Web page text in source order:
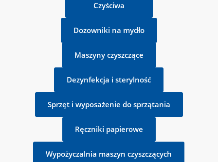
Czyściwa
Dozowniki na mydło
Maszyny czyszczące
Dezynfekcja i sterylność
Sprzęt i wyposażenie do sprzątania
Ręczniki papierowe
Wypożyczalnia maszyn czyszczących